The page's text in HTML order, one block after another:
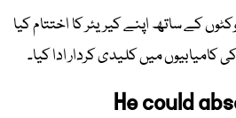
800 ٹیسٹ وکٹوں کے ساتھ اپنے کیریئر کا اختتام کیا
کامیابیوں میں کلیدی کردار ادا کیا۔
He could